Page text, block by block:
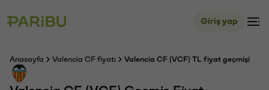
Giriş yap
Anasayfa Valencia CF fiyatı Valencia CF (VCF) TL fiyat geçmişi